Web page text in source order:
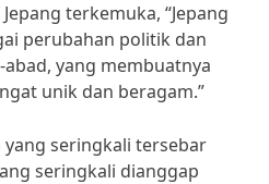
terkemuka, “Jepang
perubahan politik dan
yang membuatnya
unik dan beragam.”
seringkali tersebar
seringkali dianggap